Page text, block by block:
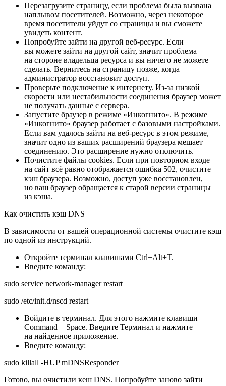
Перезагрузите страницу, если проблема была вызвана
наплывом посетителей. Возможно, через некоторое
время посетители уйдут со страницы и вы сможете
увидеть контент.
Попробуйте зайти на другой веб-ресурс. Если
вы можете зайти на другой сайт, значит проблема
на стороне владельца ресурса и вы ничего не можете
сделать. Вернитесь на страницу позже, когда
администратор восстановит доступ.
Проверьте подключение к интернету. Из-за низкой
скорости или нестабильности соединения браузер может
не получать данные с сервера.
Запустите браузер в режиме «Инкогнито». В режиме
«Инкогнито» браузер работает с базовыми настройками.
Если вам удалось зайти на веб-ресурс в этом режиме,
значит одно из ваших расширений браузера мешает
соединению. Это расширение нужно отключить.
Почистите файлы cookies. Если при повторном входе
на сайт всё равно отображается ошибка 502, очистите
кэш браузера. Возможно, доступ уже восстановлен,
но ваш браузер обращается к старой версии страницы
из кэша.
Как очистить кэш DNS
В зависимости от вашей операционной системы очистите кэш
по одной из инструкций.
Откройте терминал клавишами Ctrl+Alt+T.
Введите команду:
sudo service network-manager restart
sudo /etc/init.d/nscd restart
Войдите в терминал. Для этого нажмите клавиши
Command + Space. Введите Терминал и нажмите
на найденное приложение.
Введите команду:
sudo killall -HUP mDNSResponder
Готово, вы очистили кеш DNS. Попробуйте заново зайти